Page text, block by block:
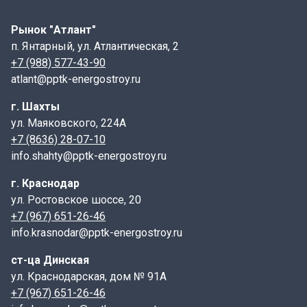
ПТ- плита перекрытия канала.
75- длина, указывается в см;
300- ширина, указывается в см;
16- высота, указывается в см;
армированию ( нагрузка в тс/м2).
Маркировка, а также дата изготовления и масса
изделия наносится на торцевой грани плиты.
Плиты ПТ имеют форму прямоугольника с гладкой
верхней поверхностью и отверстиями для крепления
к стенкам лотка. Некоторые модели могут содержать
выступы, чтобы облегчить монтаж и улучшить
фиксацию.
Назначение:
Рынок "Атлант"
п. Янтарный, ул. Атлантическая, 2
+7 (988) 577-43-90
atlant@pptk-energostroy.ru
г. Шахты
ул. Маяковского, 224А
+7 (8636) 28-07-10
info.shahty@pptk-energostroy.ru
г. Краснодар
ул. Ростовское шоссе, 20
+7 (967) 651-26-46
info.krasnodar@pptk-energostroy.ru
ст-ца Динская
ул. Краснодарская, дом № 91А
+7 (967) 651-26-46